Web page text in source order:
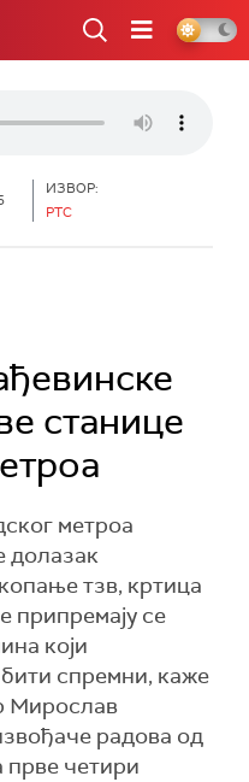
ИЗВОР:
РТС
станице
метроа
долазак
тзв, кртица
припремају се
који
спремни, каже
Мирослав
радова од
прве четири